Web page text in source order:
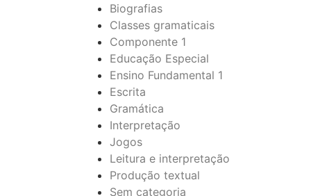
Biografias
Classes gramaticais
Componente 1
Educação Especial
Ensino Fundamental 1
Escrita
Gramática
Interpretação
Jogos
Leitura e interpretação
Produção textual
Sem categoria